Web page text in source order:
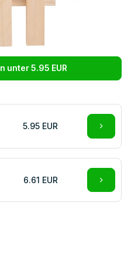
unter 5.95 EUR
5.95 EUR
6.61 EUR